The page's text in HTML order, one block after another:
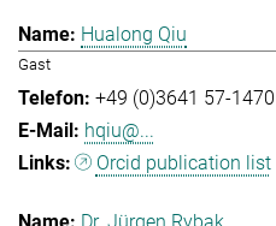
Hualong Qiu
Gast
+49 (0)3641 57-1470
hqiu@...
Orcid publication list